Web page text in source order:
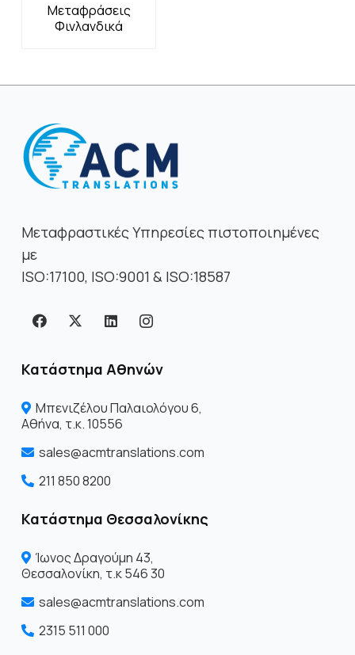
Μεταφράσεις
Φινλανδικά
Μεταφραστικές Υπηρεσίες πιστοποιημένες
με
ISO:17100, ISO:9001 & ISO:18587
Κατάστημα Αθηνών
Μπενιζέλου Παλαιολόγου 6,
Αθήνα, τ.κ. 10556
sales@acmtranslations.com
211 850 8200
Κατάστημα Θεσσαλονίκης
Ίωνος Δραγoύμη 43,
Θεσσαλονίκη, τ.κ 546 30
sales@acmtranslations.com
2315 511 000